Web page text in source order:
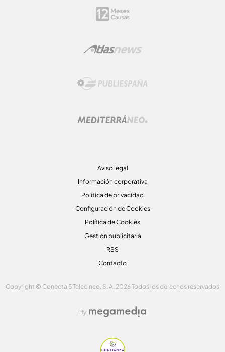
Aviso legal
Información corporativa
Politica de privacidad
Configuración de Cookies
Política de Cookies
Gestión publicitaria
RSS
Contacto
Copyright © Conecta 5 Telecinco, S. A. 2026 Todos los derechos reservados
By